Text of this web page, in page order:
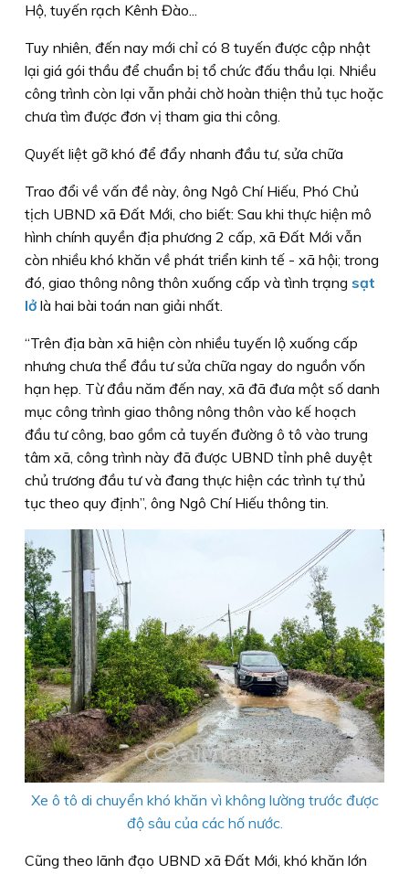
Hộ, tuyến rạch Kênh Đào...
Tuy nhiên, đến nay mới chỉ có 8 tuyến được cập nhật
lại giá gói thầu để chuẩn bị tổ chức đấu thầu lại. Nhiều
công trình còn lại vẫn phải chờ hoàn thiện thủ tục hoặc
chưa tìm được đơn vị tham gia thi công.
Quyết liệt gỡ khó để đẩy nhanh đầu tư, sửa chữa
Trao đổi về vấn đề này, ông Ngô Chí Hiếu, Phó Chủ
tịch UBND xã Đất Mới, cho biết: Sau khi thực hiện mô
hình chính quyền địa phương 2 cấp, xã Đất Mới vẫn
còn nhiều khó khăn về phát triển kinh tế - xã hội; trong
đó, giao thông nông thôn xuống cấp và tình trạng sạt
lở là hai bài toán nan giải nhất.
“Trên địa bàn xã hiện còn nhiều tuyến lộ xuống cấp
nhưng chưa thể đầu tư sửa chữa ngay do nguồn vốn
hạn hẹp. Từ đầu năm đến nay, xã đã đưa một số danh
mục công trình giao thông nông thôn vào kế hoạch
đầu tư công, bao gồm cả tuyến đường ô tô vào trung
tâm xã, công trình này đã được UBND tỉnh phê duyệt
chủ trương đầu tư và đang thực hiện các trình tự thủ
tục theo quy định”, ông Ngô Chí Hiếu thông tin.
Xe ô tô di chuyển khó khăn vì không lường trước được
độ sâu của các hố nước.
Cũng theo lãnh đạo UBND xã Đất Mới, khó khăn lớn